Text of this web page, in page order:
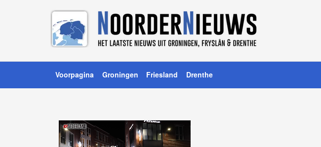
Voorpagina Groningen Friesland Drenthe